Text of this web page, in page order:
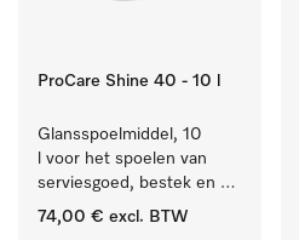
ProCare Shine 40 - 10 l
Glansspoelmiddel, 10
l voor het spoelen van
serviesgoed, bestek en
ideaal voor glazen.
74,00 € excl. BTW